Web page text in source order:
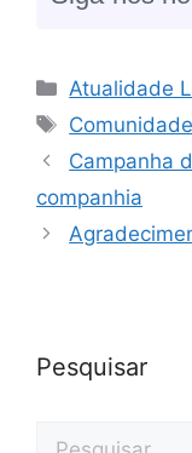
Atualidade
Comunidade
Campanha
companhia
Pesquisar